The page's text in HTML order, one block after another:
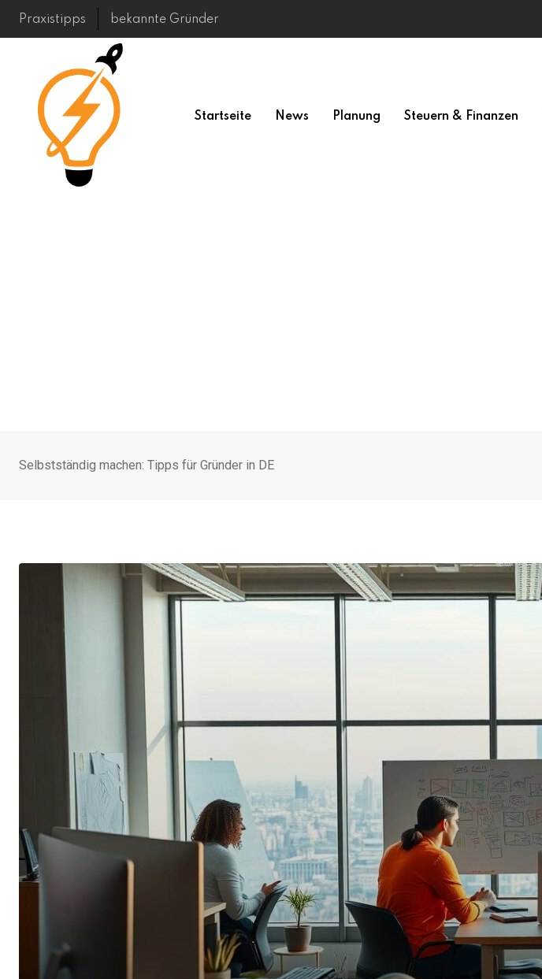
Skip
Praxistipps bekannte Gründer
Startseite News Planung Steuern & Finanzen
Selbstständig machen: Tipps für Gründer in DE